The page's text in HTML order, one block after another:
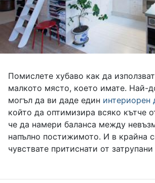
Помислете хубаво как да
малкото място, което имате. Най-
могъл да ви даде един интериорен
който да оптимизира всяко кътче
че да намери баланса между
напълно постижимото. И в крайна
чувствате притиснати от